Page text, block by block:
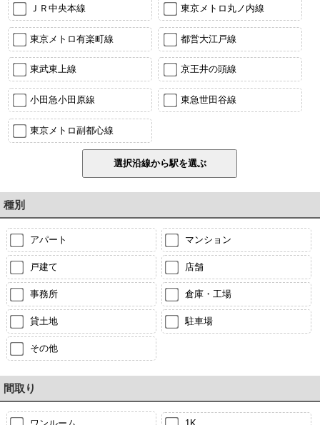
ＪＲ中央本線 東京メトロ丸ノ内線
東京メトロ有楽町線 都営大江戸線
東武東上線 京王井の頭線
小田急小田原線 東急世田谷線
東京メトロ副都心線
種別
アパート マンション
戸建て 店舗
事務所 倉庫・工場
貸土地 駐車場
その他
間取り
ワンルーム 1K